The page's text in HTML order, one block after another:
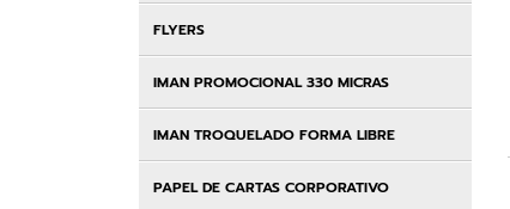
FLYERS
IMAN PROMOCIONAL 330 MICRAS
IMAN TROQUELADO FORMA LIBRE
PAPEL DE CARTAS CORPORATIVO